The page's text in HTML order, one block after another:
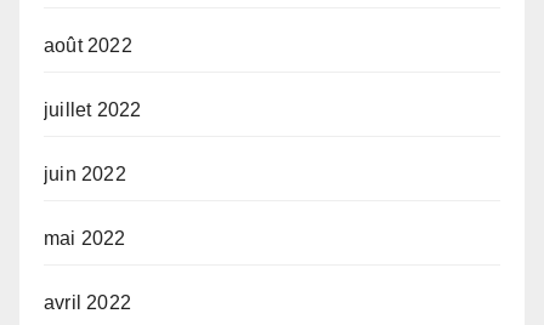
août 2022
juillet 2022
juin 2022
mai 2022
avril 2022